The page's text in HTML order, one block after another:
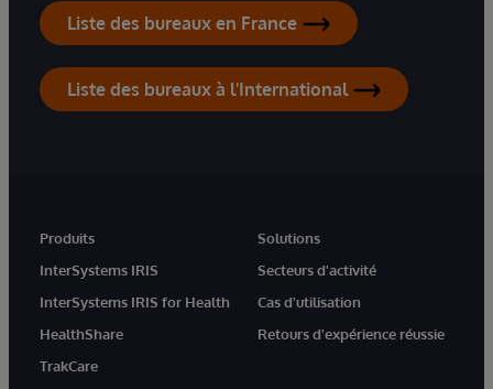
Liste des bureaux en France
Liste des bureaux à l'International
Produits
InterSystems IRIS
InterSystems IRIS for Health
HealthShare
TrakCare
Solutions
Secteurs d'activité
Cas d'utilisation
Retours d'expérience réussie